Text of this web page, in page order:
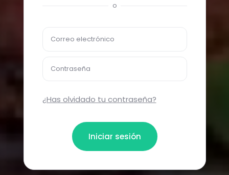
o
Correo electrónico
Contraseña
¿Has olvidado tu contraseña?
Iniciar sesión